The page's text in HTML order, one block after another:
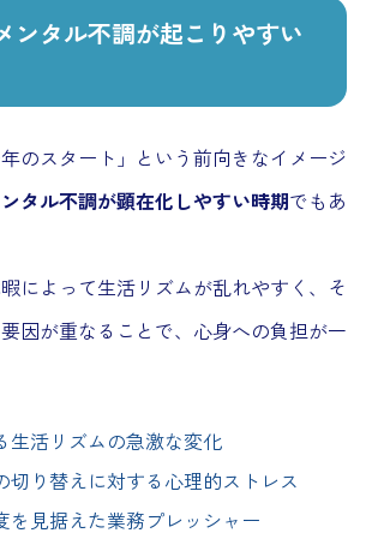
ンタル不調が起こりやすい
のスタート」という前向きなイメージ
タル不調が顕在化しやすい時期でもあ
によって生活リズムが乱れやすく、そ
因が重なることで、心身への負担が一
生活リズムの急激な変化
切り替えに対する心理的ストレス
を見据えた業務プレッシャー